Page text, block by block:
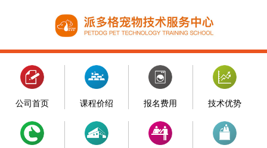
公司首页 课程价绍 报名费用 技术优势